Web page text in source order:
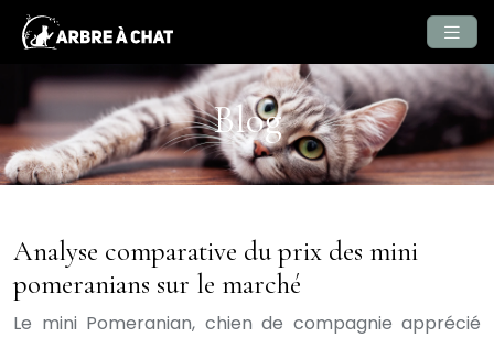
Blog
Analyse comparative du prix des mini
pomeranians sur le marché
Le mini Pomeranian, chien de compagnie apprécié